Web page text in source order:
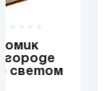
ГОРОДЕ
СВЕТОМ